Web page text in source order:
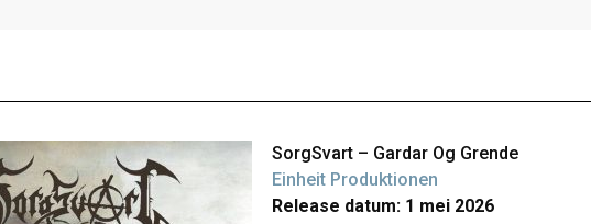
SorgSvart – Gardar Og Grende
Einheit Produktionen
Release datum: 1 mei 2026